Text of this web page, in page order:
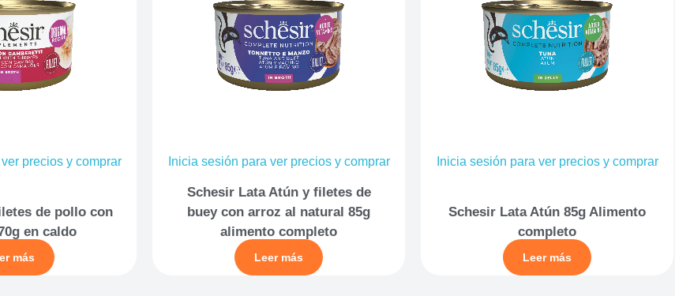
precios y comprar
de pollo con
en caldo
más
Inicia sesión para ver precios y comprar
Schesir Lata Atún y filetes de
buey con arroz al natural 85g
alimento completo
Leer más
Inicia sesión para ver precios y comprar
Schesir Lata Atún 85g Alimento
completo
Leer más